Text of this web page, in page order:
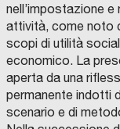
nell’impostazione
attività, come noto
scopi di utilità
economico. La
aperta da una
permanente indotti
scenario e di